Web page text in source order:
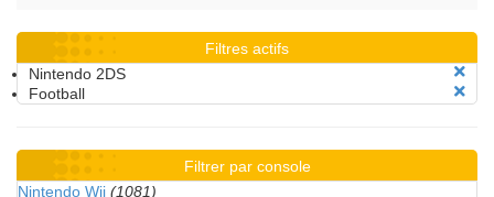
Filtres actifs
Nintendo 2DS
Football
Filtrer par console
Nintendo Wii (1081)